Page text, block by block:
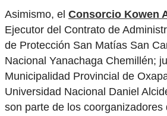
Asimismo, el Consorcio Kowen
Ejecutor del Contrato de
de Protección San Matías San
Nacional Yanachaga Chemillén;
Municipalidad Provincial de
Universidad Nacional Daniel
son parte de los coorganizadores